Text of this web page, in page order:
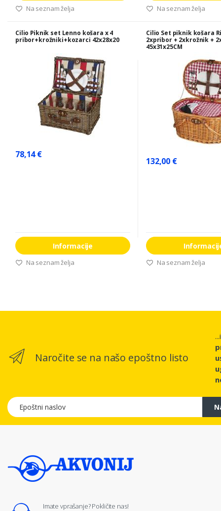
Na seznam želja Na seznam želja
Cilio Piknik set Lenno košara x 4
pribor+krožniki+kozarci 42x28x20
78,14 €
Informacije
Na seznam želja
Cilio Set piknik košara
2xpribor + 2xkrožnik +
45x31x25CM
132,00 €
Na seznam želja
Naročite se na našo epoštno listo
Epoštni naslov
Imate vprašanje? Pokličite nas!